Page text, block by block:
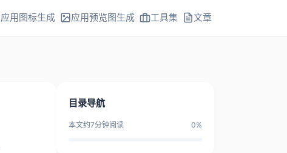
应用图标生成 应用预览图生成 工具集 文章
目录导航
本文约7分钟阅读 0%